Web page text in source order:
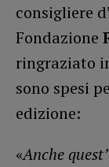
consigliere
Fondazione
ringraziato
sono spesi
edizione:
«Anche